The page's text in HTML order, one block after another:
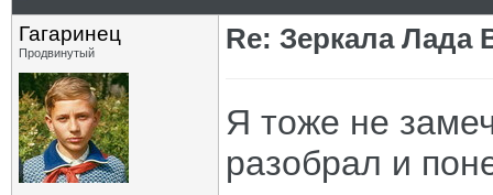
Гагаринец
Продвинутый Re: Зеркала Лада
Я тоже не
разобрал и